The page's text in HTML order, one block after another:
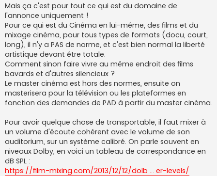
Mais ça c'est pour tout ce qui est du domaine de
l'annonce uniquement !
Pour ce qui est du Cinéma en lui-même, des films et du
mixage cinéma, pour tous types de formats (docu, court,
long), il n'y a PAS de norme, et c'est bien normal la liberté
artistique devant être totale.
Comment sinon faire vivre au même endroit des films
bavards et d'autres silencieux ?
Le master cinéma est hors des normes, ensuite on
masterisera pour la télévision ou les plateformes en
fonction des demandes de PAD à partir du master cinéma.
Pour avoir quelque chose de transportable, il faut mixer à
un volume d'écoute cohérent avec le volume de son
auditorium, sur un système calibré. On parle souvent en
niveaux Dolby, en voici un tableau de correspondance en
dB SPL :
https://film-mixing.com/2013/12/12/dolb ... er-levels/